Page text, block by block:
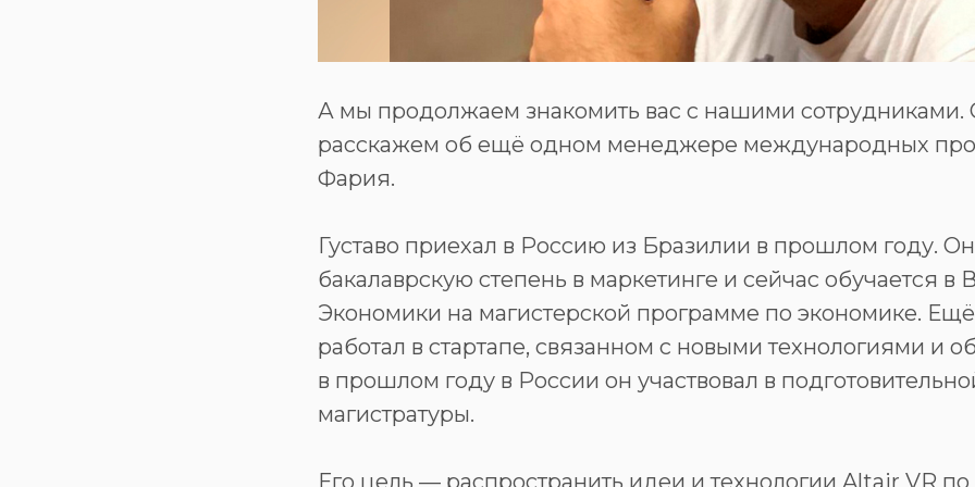
А мы продолжаем знакомить вас с нашими сотрудниками.
расскажем об ещё одном менеджере международных
Фария.
Густаво приехал в Россию из Бразилии в прошлом году.
бакалаврскую степень в маркетинге и сейчас обучается
Экономики на магистерской программе по экономике.
работал в стартапе, связанном с новыми технологиями и
в прошлом году в России он участвовал в
магистратуры.
Его цель — распространить идеи и технологии Altair VR